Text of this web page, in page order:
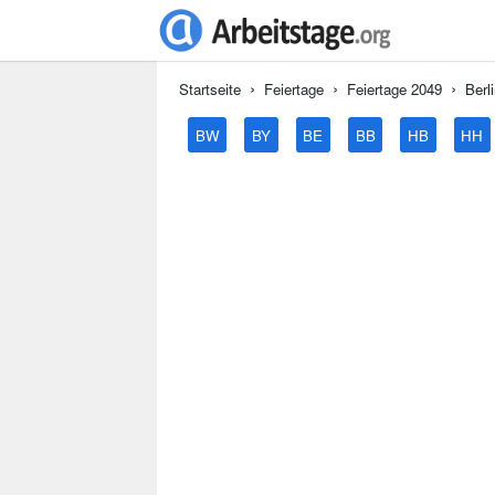
Startseite Feiertage Feiertage 2049
BW BY BE BB HB HH